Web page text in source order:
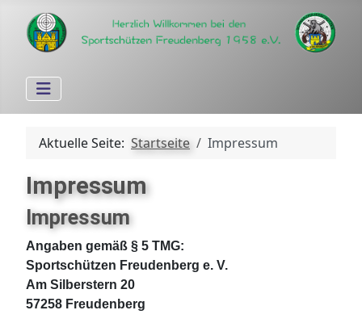
Aktuelle Seite: Startseite Impressum
Impressum
Impressum
Angaben gemäß § 5 TMG:
Sportschützen Freudenberg e. V.
Am Silberstern 20
57258 Freudenberg